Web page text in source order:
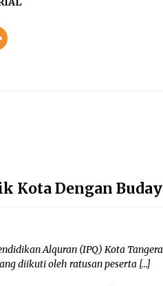
Kota Dengan
Alquran (IPQ) Kota
diikuti oleh ratusan peserta […]